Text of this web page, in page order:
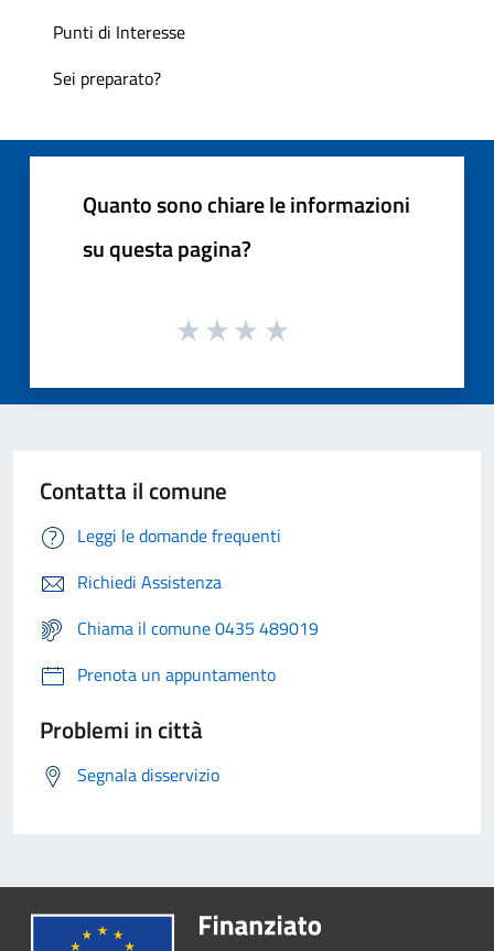
Punti di Interesse
Sei preparato?
Quanto sono chiare le informazioni
su questa pagina?
Contatta il comune
Leggi le domande frequenti
Richiedi Assistenza
Chiama il comune 0435 489019
Prenota un appuntamento
Problemi in città
Segnala disservizio